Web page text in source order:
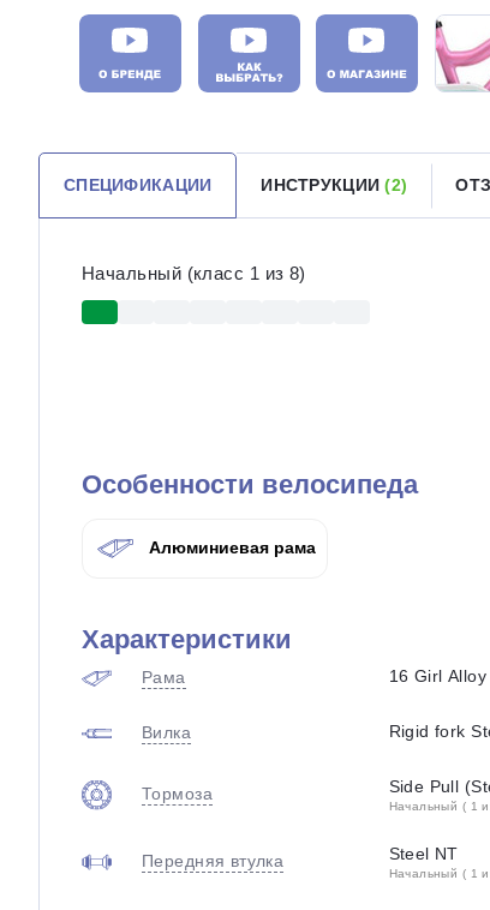
СПЕЦИФИКАЦИИ ИНСТРУКЦИИ(2)
Начальный (класс 1 из 8)
Особенности велосипеда
Алюминиевая рама
Характеристики
Рама 16 Girl Alloy
Вилка Rigid fork
Тормоза Side Pull
Начальный ( 1
Передняя втулка Steel NT
Начальный ( 1